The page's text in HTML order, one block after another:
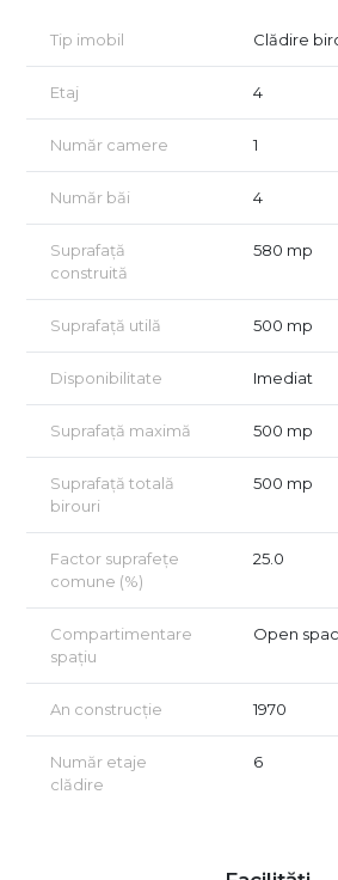
Caracteristici principale ale spațiului:
• open space
• Necesita renovare
• Posibilitate de subînchiriere datorită
Pozitionarea este unul dintre marile
Ștefan cel Mare asigură vizibilitate,
de afaceri al orașului și conexiuni ideale
apropiere se află bănci, restaurante,
tot ce presupune un ecosistem de
Spațiul se pretează pentru:
arhitectură, marketing etc.)
• servicii profesionale sau centre de
• firme care doresc să împartă
departamente
separate
• activități ce necesită acces excelent și
reprezentativă
Spatiul necesita personalizare,
Tip imobil Clădire
Etaj 4
Număr camere 1
Număr băi 4
Suprafață
construită
580 mp
Suprafață utilă 500 mp
Disponibilitate Imediat
Suprafață maximă 500 mp
Suprafață totală
birouri
500 mp
Factor suprafețe
comune (%)
25.0
Compartimentare
spațiu
Open
An construcție 1970
Număr etaje
clădire
6